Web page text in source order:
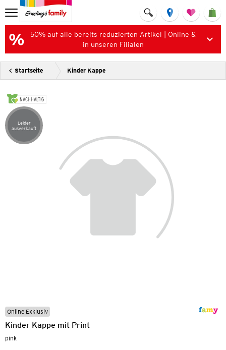
50% auf alle bereits reduzierten Artikel | Online &
in unseren Filialen
Startseite Kinder Kappe
NACHHALTIG
Artikel leider ausverkauft
Leider
ausverkauft
Online Exklusiv
Kinder Kappe mit Print
pink